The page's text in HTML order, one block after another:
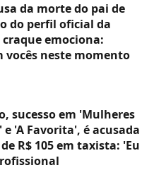
da morte do pai de
do perfil oficial da
emociona:
vocês neste momento
sucesso em 'Mulheres
'A Favorita', é acusada
R$ 105 em taxista: 'Eu